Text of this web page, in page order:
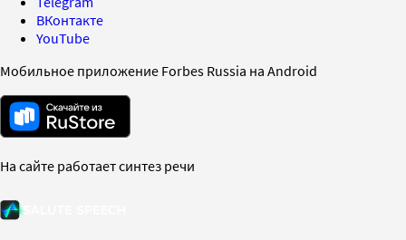
ВКонтакте
YouTube
Мобильное приложение Forbes Russia на Android
На сайте работает синтез речи